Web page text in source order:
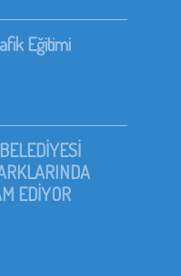
Eğitimi
EDİYOR